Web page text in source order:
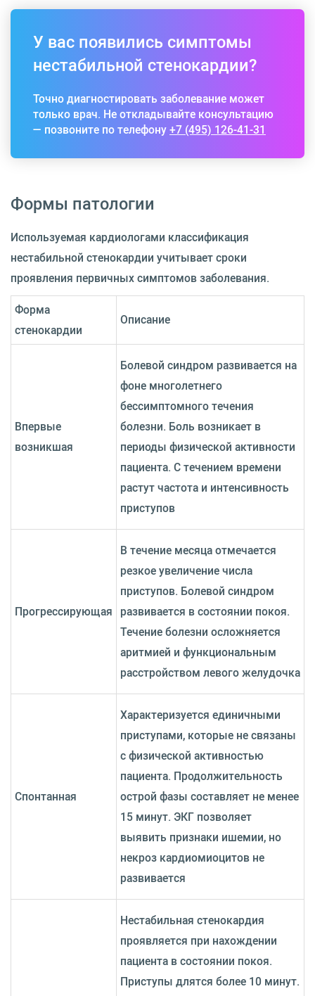
У вас появились симптомы
нестабильной стенокардии?
Точно диагностировать заболевание может
только врач. Не откладывайте консультацию
— позвоните по телефону+7 (495) 126-41-31
Формы патологии
Используемая кардиологами классификация
нестабильной стенокардии учитывает сроки
проявления первичных симптомов заболевания.
Форма
стенокардии
Описание
Впервые
возникшая
Болевой синдром развивается на
фоне многолетнего
бессимптомного течения
болезни. Боль возникает в
периоды физической активности
пациента. С течением времени
растут частота и интенсивность
приступов
Прогрессирующая
В течение месяца отмечается
резкое увеличение числа
приступов. Болевой синдром
развивается в состоянии покоя.
Течение болезни осложняется
аритмией и функциональным
расстройством левого желудочка
Спонтанная
Характеризуется единичными
приступами, которые не связаны
с физической активностью
пациента. Продолжительность
острой фазы составляет не менее
15 минут. ЭКГ позволяет
выявить признаки ишемии, но
некроз кардиомиоцитов не
развивается
Нестабильная стенокардия
проявляется при нахождении
пациента в состоянии покоя.
Приступы длятся более 10 минут.